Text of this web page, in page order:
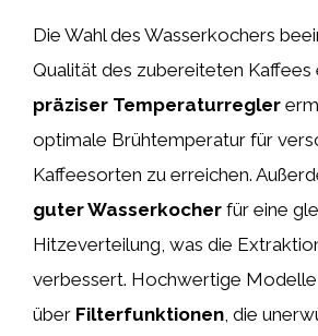
Die Wahl des Wasserkochers
Qualität des zubereiteten Kaffees
präziser Temperaturregler
optimale Brühtemperatur für
Kaffeesorten zu erreichen.
guter Wasserkocher für eine
Hitzeverteilung, was die
verbessert. Hochwertige
über Filterfunktionen , die